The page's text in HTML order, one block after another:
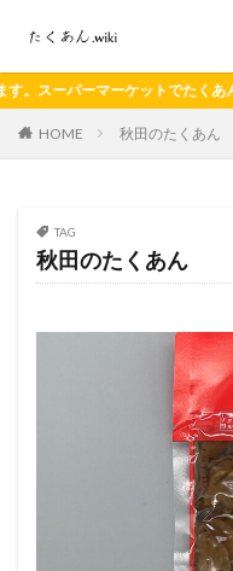
ーケットでたくあんを買いたい
HOME 秋田のたくあん
TAG
秋田のたくあん